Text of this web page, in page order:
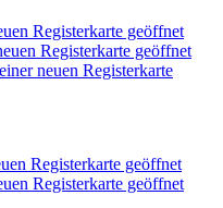
Registerkarte geöffnet
Registerkarte geöffnet
neuen Registerkarte
Registerkarte geöffnet
Registerkarte geöffnet